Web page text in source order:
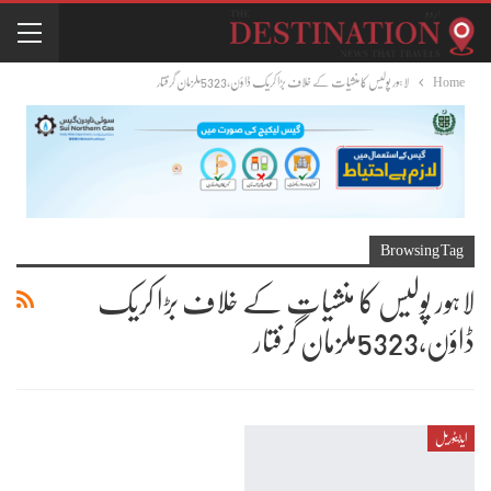
Home لاہور پولیس کا منشیات کے خلاف بڑا کریک ڈاؤن،5323ملزمان گرفتار
Browsing Tag
لاہور پولیس کا منشیات کے خلاف بڑا کریک
ڈاؤن،5323ملزمان گرفتار
ایڈیٹوریل